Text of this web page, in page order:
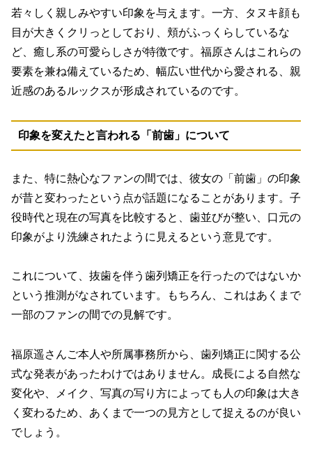
若々しく親しみやすい印象を与えます。一方、タヌキ顔も
目が大きくクリっとしており、頬がふっくらしているな
ど、癒し系の可愛らしさが特徴です。福原さんはこれらの
要素を兼ね備えているため、 幅広い世代から愛される、親
近感のあるルックスが形成されているのです。
印象を変えたと言われる「前歯」について
また、特に熱心なファンの間では、彼女の「前歯」の印象
が昔と変わったという点が話題になることがあります。子
役時代と現在の写真を比較すると、歯並びが整い、口元の
印象がより洗練されたように見えるという意見です。
これについて、抜歯を伴う歯列矯正を行ったのではないか
という推測がなされています。もちろん、これはあくまで
一部のファンの間での見解です。
福原遥さんご本人や所属事務所から、歯列矯正に関する公
式な発表があったわけではありません。成長による自然な
変化や、メイク、写真の写り方によっても人の印象は大き
く変わるため、あくまで一つの見方として捉えるのが良い
でしょう。